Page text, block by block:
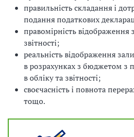
правильність складання і
подання податкових
правомірність відображення
звітності;
реальність відображення
в розрахунках з бюджетом з
в обліку та звітності;
своєчасність і повнота
тощо.